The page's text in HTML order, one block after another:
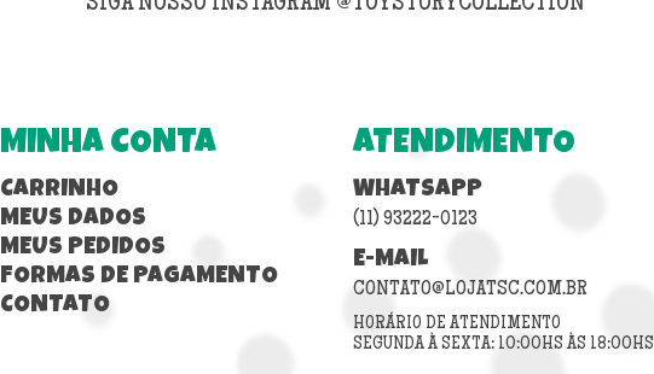
MINHA CONTA
CARRINHO
MEUS DADOS
MEUS PEDIDOS
FORMAS DE PAGAMENTO
CONTATO
ATENDIMENTO
WHATSAPP
(11) 93222-0123
E-MAIL
CONTATO@LOJATSC.COM.BR
HORÁRIO DE ATENDIMENTO
SEGUNDA À SEXTA: 10:00HS ÀS 18:00HS